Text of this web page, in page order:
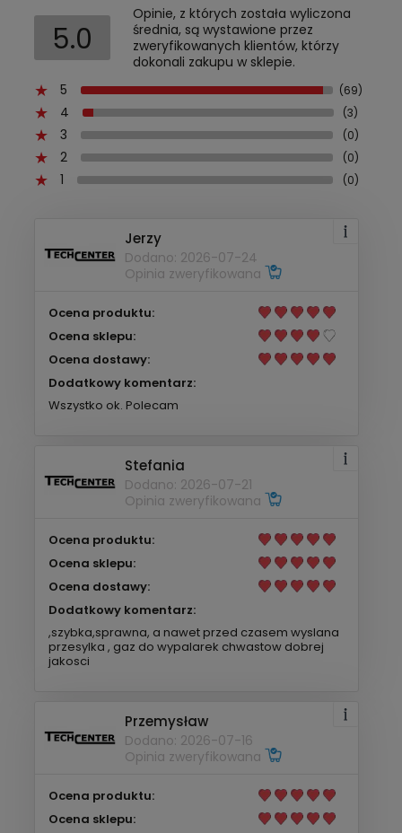
5.0
Opinie, z których została wyliczona
średnia, są wystawione przez
zweryfikowanych klientów, którzy
dokonali zakupu w sklepie.
5
(69)
4 (3)
3 (0)
2 (0)
1 (0)
Jerzy
Dodano: 2026-07-24
Opinia zweryfikowana
Ocena produktu:
Ocena sklepu:
Ocena dostawy:
Dodatkowy komentarz:
Wszystko ok. Polecam
Stefania
Dodano: 2026-07-21
Opinia zweryfikowana
Ocena produktu:
Ocena sklepu:
Ocena dostawy:
Dodatkowy komentarz:
,szybka,sprawna, a nawet przed czasem wyslana
przesylka , gaz do wypalarek chwastow dobrej
jakosci
Przemysław
Dodano: 2026-07-16
Opinia zweryfikowana
Ocena produktu:
Ocena sklepu: